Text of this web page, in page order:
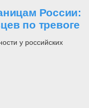
России:
по тревоге
у российских